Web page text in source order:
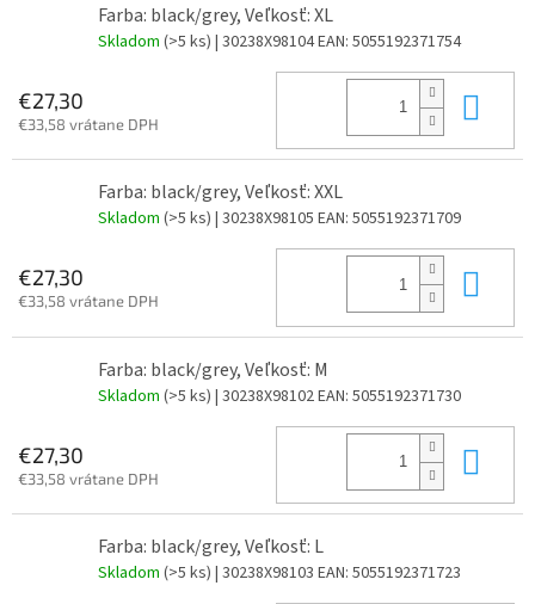
Farba: black/grey, Veľkosť: XL
Skladom (>5 ks) | 30238X98104EAN: 5055192371754
€27,30
€33,58 vrátane DPH
Farba: black/grey, Veľkosť: XXL
Skladom (>5 ks) | 30238X98105 EAN: 5055192371709
€27,30
€33,58 vrátane DPH
Farba: black/grey, Veľkosť: M
Skladom (>5 ks) | 30238X98102EAN: 5055192371730
€27,30
€33,58 vrátane DPH
Farba: black/grey, Veľkosť: L
Skladom (>5 ks) | 30238X98103 EAN: 5055192371723